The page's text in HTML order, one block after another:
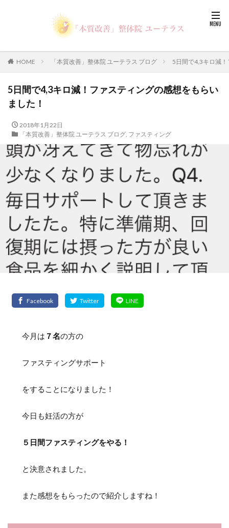
HOME 「本質改善」整体院 ユーテラス ブログ 5日間で4,3キロ減
5日間で4,3キロ減！ファスティングの感想をもらい
ました！
2018年1月22日
「本質改善」整体院 ユーテラス ブログ, ファスティング
今月は ７名の方の
ファスティングサポート
をすることになりました！
今日も妊活の方が
５日間ファスティングをやる！
と決意されました。
また感想をもらったので紹介しますね！